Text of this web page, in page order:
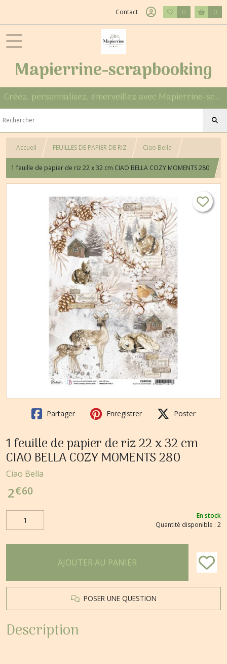
Contact 0 0
Mapierrine-scrapbooking
Créez, personnalisez, émerveillez avec Mapierrine-scrapbooking
Accueil FEUILLES DE PAPIER DE RIZ Ciao Bella
1 feuille de papier de riz 22 x 32 cm CIAO BELLA COZY MOMENTS 280
Partager Enregistrer Poster
1 feuille de papier de riz 22 x 32 cm
CIAO BELLA COZY MOMENTS 280
Ciao Bella
2€60
En stock
Quantité disponible : 2
AJOUTER AU PANIER
POSER UNE QUESTION
Description